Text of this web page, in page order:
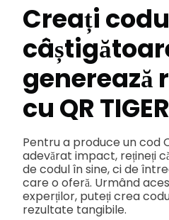
Creați
generează
cu QR TIGER
Pentru a produce un cod
adevărat impact, rețineți
de codul în sine, ci de
care o oferă. Urmând
experților, puteți crea
rezultate tangibile.